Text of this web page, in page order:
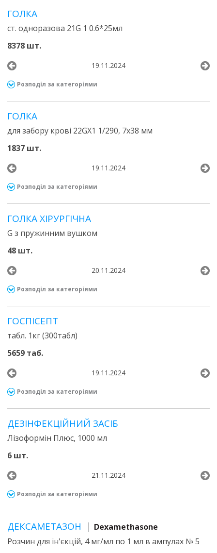
ГОЛКА
ст. одноразова 21G 1 0.6*25мл
8378 шт.
19.11.2024
Розподіл за категоріями
ГОЛКА
для забору крові 22GХ1 1/290, 7х38 мм
1837 шт.
19.11.2024
Розподіл за категоріями
ГОЛКА ХІРУРГІЧНА
G з пружинним вушком
48 шт.
20.11.2024
Розподіл за категоріями
ГОСПІСЕПТ
табл. 1кг (300табл)
5659 таб.
19.11.2024
Розподіл за категоріями
ДЕЗІНФЕКЦІЙНИЙ ЗАСІБ
Лізоформін Плюс, 1000 мл
6 шт.
21.11.2024
Розподіл за категоріями
ДЕКСАМЕТАЗОН
Dexamethasone
Розчин для ін'єкцій, 4 мг/мл по 1 мл в ампулах № 5